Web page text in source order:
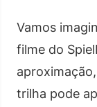
Vamos
filme do
trilha pode